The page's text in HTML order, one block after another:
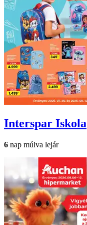
Interspar Iskola
6 nap múlva lejár